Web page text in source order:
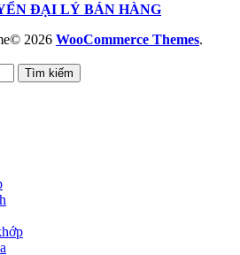
ĐẠI LÝ BÁN HÀNG
2026 WooCommerce Themes.
Tìm kiếm